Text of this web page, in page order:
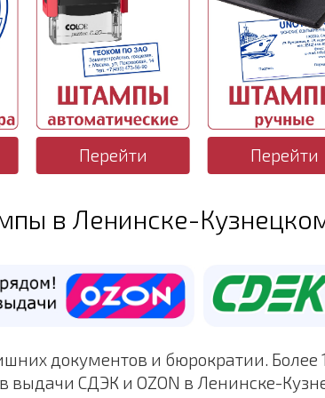
Перейти Перейти
в Ленинске-
документов и бюрократии. Более
выдачи СДЭК и OZON в Ленинске-